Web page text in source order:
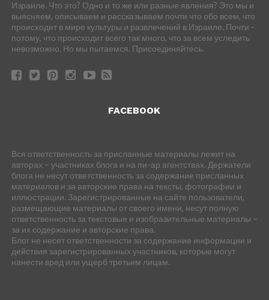
Израиле. Что это? Одно и то же или разные явления? Это мы и
выясняем, описываем и рассказываем почти что обо всем, что
происходит в мире культуры и развлечений в Израиле. Почти -
потому, что происходит всего так много, что за всем уследить
невозможно. Но мы пытаемся. Присоединяйтесь.
FACEBOOK
Вся ответственность за присланные материалы лежит на
авторах – участниках блога и на пи-ар агентствах. Держатели
блога не несут ответственность за содержание присланных
материалов и за авторские права на тексты, фотографии и
иллюстрации. Зарегистрированные на сайте пользователи,
размещающие материалы от своего имени, несут полную
ответственность за текстовые и изобразительные материалы –
за их содержание и авторские права.
Блог не несет ответственности за содержание информации и
действия зарегистрированных участников, которые могут
нанести вред или ущерб третьим лицам.